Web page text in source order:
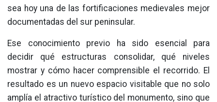
sea hoy una de las fortificaciones medievales mejor
documentadas del sur peninsular.
Ese conocimiento previo ha sido esencial para
decidir qué estructuras consolidar, qué niveles
mostrar y cómo hacer comprensible el recorrido. El
resultado es un nuevo espacio visitable que no solo
amplía el atractivo turístico del monumento, sino que